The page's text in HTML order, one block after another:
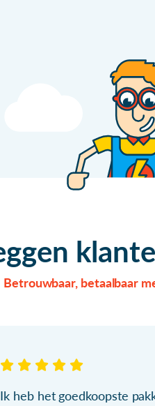
Betrouwbaar, betaalbaar
Ik heb het goedkoopste